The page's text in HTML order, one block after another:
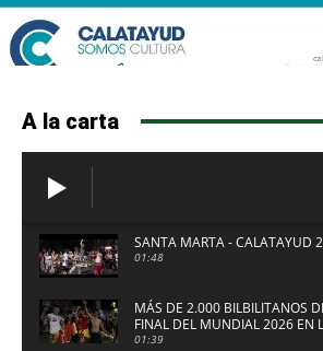
A la carta
SANTA MARTA - CALATAYUD
01:48
MÁS DE 2.000 BILBILITANOS
FINAL DEL MUNDIAL 2026 EN
FUERTE DE CALATAYUD
01:39